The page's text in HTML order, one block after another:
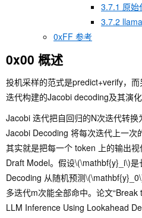
3.7.1 原始
3.7.2
0xFF 参考
0x00 概述
投机采样的范式是predict+verify，
迭代构建的Jacobi decoding及其演化
Jacobi 迭代把自回归的N次迭代转
Jacobi Decoding 将每次迭代上一次
其实就是把每一个 token 上的输出
Draft Model。假设\(\mathbf{y}_i\)是
Decoding 从随机预测
多迭代m次能全部命中。论文
LLM Inference Using Lookahead